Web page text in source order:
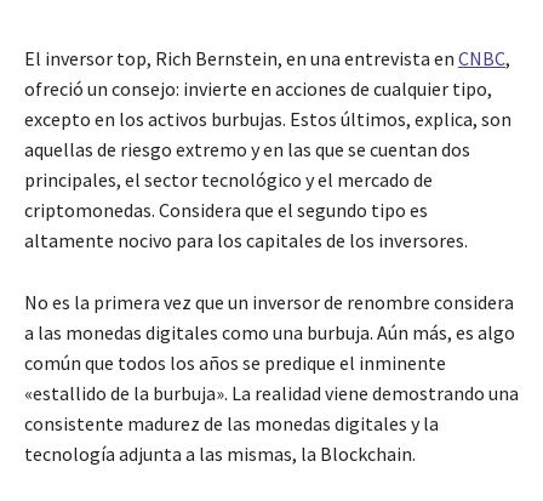
El inversor top, Rich Bernstein, en una entrevista en CNBC,
ofreció un consejo: invierte en acciones de cualquier tipo,
excepto en los activos burbujas. Estos últimos, explica, son
aquellas de riesgo extremo y en las que se cuentan dos
principales, el sector tecnológico y el mercado de
criptomonedas. Considera que el segundo tipo es
altamente nocivo para los capitales de los inversores.
No es la primera vez que un inversor de renombre considera
a las monedas digitales como una burbuja. Aún más, es algo
común que todos los años se predique el inminente
«estallido de la burbuja». La realidad viene demostrando una
consistente madurez de las monedas digitales y la
tecnología adjunta a las mismas, la Blockchain.